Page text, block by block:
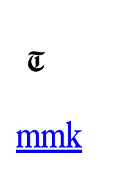
mmk